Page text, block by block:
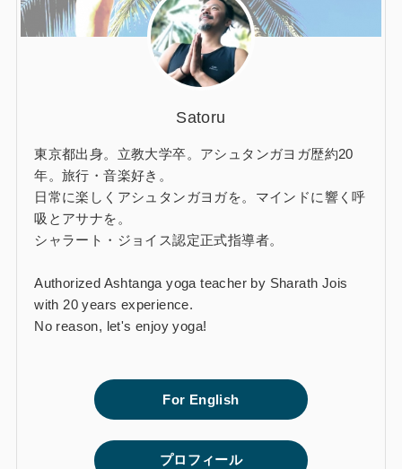
Satoru
東京都出身。立教大学卒。アシュタンガヨガ歴約20
年。旅行・音楽好き。
日常に楽しくアシュタンガヨガを。マインドに響く呼
吸とアサナを。
シャラート・ジョイス認定正式指導者。
Authorized Ashtanga yoga teacher by Sharath Jois
with 20 years experience.
No reason, let's enjoy yoga!
For English
プロフィール